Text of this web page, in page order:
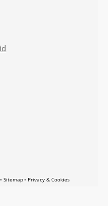
Sitemap Privacy & Cookies